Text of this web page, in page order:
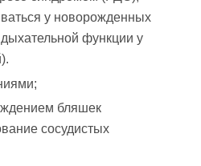
у новорожденных
функции у
бляшек
сосудистых